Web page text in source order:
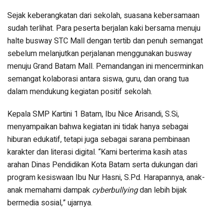
Sejak keberangkatan dari sekolah, suasana kebersamaan
sudah terlihat. Para peserta berjalan kaki bersama menuju
halte busway STC Mall dengan tertib dan penuh semangat
sebelum melanjutkan perjalanan menggunakan busway
menuju Grand Batam Mall. Pemandangan ini mencerminkan
semangat kolaborasi antara siswa, guru, dan orang tua
dalam mendukung kegiatan positif sekolah.
Kepala SMP Kartini 1 Batam, Ibu Nice Arisandi, S.Si,
menyampaikan bahwa kegiatan ini tidak hanya sebagai
hiburan edukatif, tetapi juga sebagai sarana pembinaan
karakter dan literasi digital. “Kami berterima kasih atas
arahan Dinas Pendidikan Kota Batam serta dukungan dari
program kesiswaan Ibu Nur Hasni, S.Pd. Harapannya, anak-
anak memahami dampak cyberbullyingdan lebih bijak
bermedia sosial,” ujarnya.